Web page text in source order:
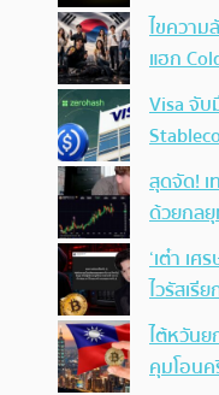
ไขควา
แฮก
Visa จับ
สุดจัด!
ด้วยกลยุ
‘เต๋า เ
ไวรัสเรี
ไต้หวันย
คุมโอนค